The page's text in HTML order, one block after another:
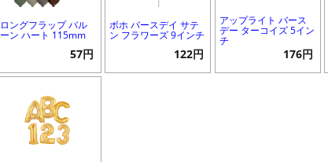
ロングフラップ バル
ーン ハート 115mm
57円
ボホ バースデイ サテ
ン フラワーズ 9インチ
122円
アップライト バース
デー ターコイズ 5イン
チ
176円